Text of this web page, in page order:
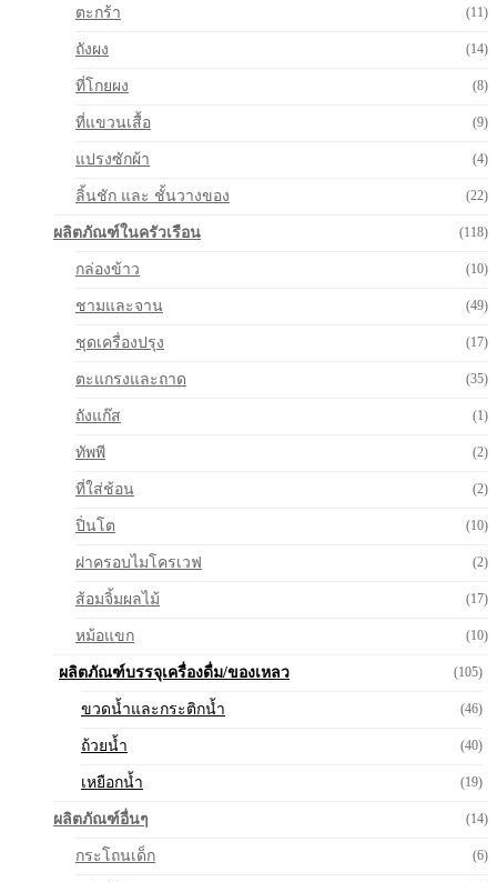
ตะกร้า (11)
ถังผง (14)
ที่โกยผง (8)
ที่แขวนเสื้อ (9)
แปรงซักผ้า (4)
ลิ้นชัก และ ชั้นวางของ (22)
ผลิตภัณฑ์ในครัวเรือน (118)
กล่องข้าว (10)
ชามและจาน (49)
ชุดเครื่องปรุง (17)
ตะแกรงและถาด (35)
ถังแก๊ส (1)
ทัพพี (2)
ที่ใส่ช้อน (2)
ปิ่นโต (10)
ฝาครอบไมโครเวฟ (2)
ส้อมจิ้มผลไม้ (17)
หม้อแขก (10)
ผลิตภัณฑ์บรรจุเครื่องดื่ม/ของเหลว (105)
ขวดน้ำและกระติกน้ำ (46)
ถ้วยน้ำ (40)
เหยือกน้ำ (19)
ผลิตภัณฑ์อื่นๆ (14)
กระโถนเด็ก (6)